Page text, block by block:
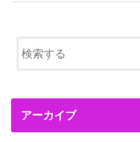
アーカイブ